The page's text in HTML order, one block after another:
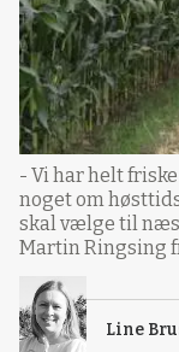
- Vi har helt
noget om
skal vælge til
Martin Ringsing
Line